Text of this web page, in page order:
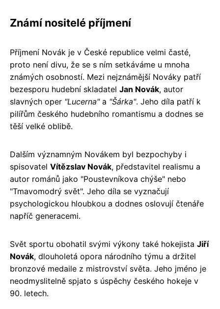
Známí nositelé příjmení
Příjmení Novák je v České republice velmi časté,
proto není divu, že se s ním setkáváme u mnoha
známých osobností. Mezi nejznámější Nováky patří
bezesporu hudební skladatel Jan Novák, autor
slavných oper "Lucerna"a "Šárka". Jeho díla patří k
pilířům českého hudebního romantismu a dodnes se
těší velké oblibě.
Dalším významným Novákem byl bezpochyby i
spisovatel Vítězslav Novák, představitel realismu a
autor románů jako "Poustevníkova chýše" nebo
"Tmavomodrý svět". Jeho díla se vyznačují
psychologickou hloubkou a dodnes oslovují čtenáře
napříč generacemi.
Svět sportu obohatil svými výkony také hokejista Jiří
Novák, dlouholetá opora národního týmu a držitel
bronzové medaile z mistrovství světa. Jeho jméno je
neodmyslitelně spjato s úspěchy českého hokeje v
90. letech.